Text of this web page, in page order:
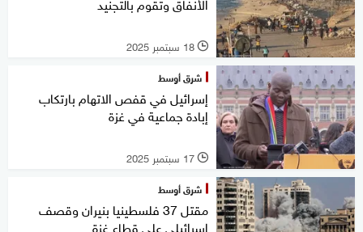
l 18 سبتمبر 2025
شرق أوسط
إسرائيل في قفص الاتهام بارتكاب
إبادة جماعية في غزة
l 17 سبتمبر 2025
شرق أوسط
مقتل 37 فلسطينيا بنيران وقصف
إسرائيلي على قطاع غزة